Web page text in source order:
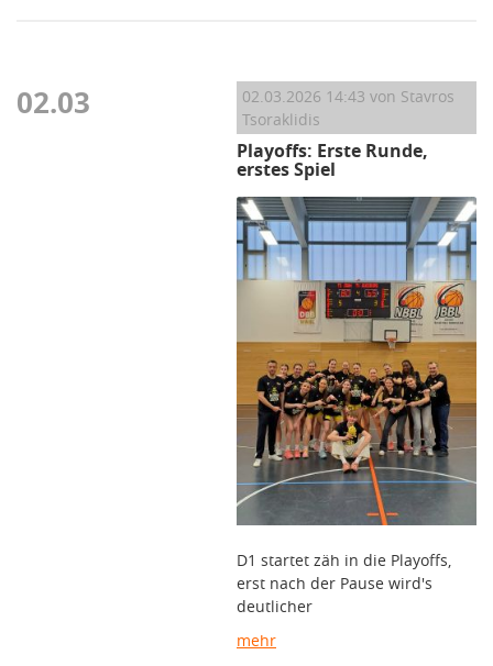
02.03 02.03.2026 14:43 von Stavros
Tsoraklidis
Playoffs: Erste Runde,
erstes Spiel
D1 startet zäh in die Playoffs,
erst nach der Pause wird's
deutlicher
mehr